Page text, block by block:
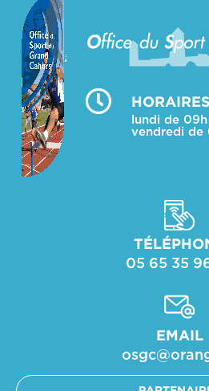
lundi de 09h
vendredi de
05 65 35
EMAIL